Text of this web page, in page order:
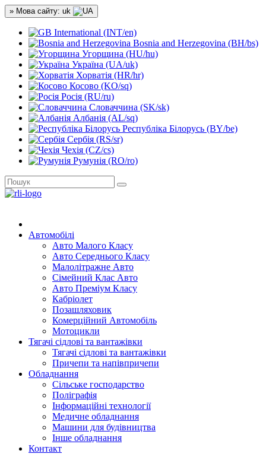
» Мова сайту: uk
International (INT/en)
Bosnia and Herzegovina (BH/bs)
Угорщина (HU/hu)
Україна (UA/uk)
Хорватія (HR/hr)
Косово (KO/sq)
Росія (RU/ru)
Словаччина (SK/sk)
Албанія (AL/sq)
Республіка Білорусь (BY/be)
Сербія (RS/sr)
Чехія (CZ/cs)
Румунія (RO/ro)
Автомобілі
Авто Малого Класу
Авто Середнього Класу
Малолітражне Авто
Сімейний Клас Авто
Авто Преміум Класу
Кабріолет
Позашляховик
Комерційний Автомобіль
Мотоцикли
Тягачі сідлові та вантажівки
Тягачі сідлові та вантажівки
Причепи та напівпричепи
Обладнання
Сільське господарство
Поліграфія
Інформаційні технології
Медичне обладнання
Машини для будівництва
Інше обладнання
Контакт